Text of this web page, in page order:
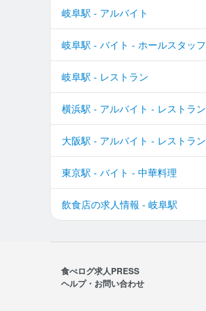
岐阜駅 - アルバイト
岐阜駅 - バイト - ホールスタッフ
岐阜駅 - レストラン
横浜駅 - アルバイト - レストラン
大阪駅 - アルバイト - レストラン
東京駅 - バイト - 中華料理
飲食店の求人情報 - 岐阜駅
食べログ求人PRESS
ヘルプ・お問い合わせ